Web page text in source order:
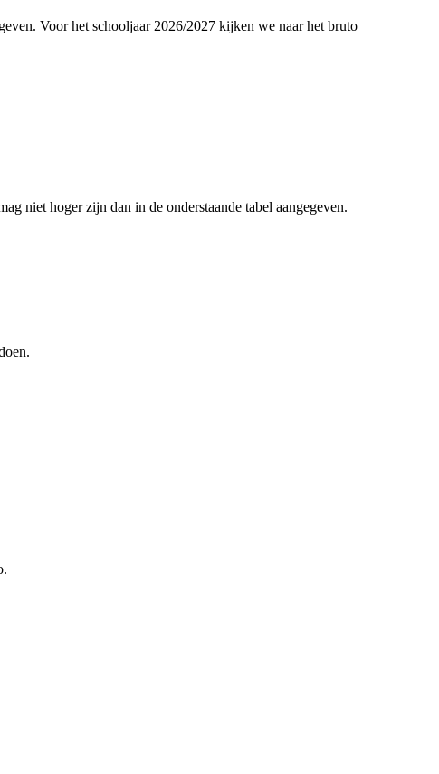
Voor het schooljaar 2026/2027 kijken we naar het bruto
niet hoger zijn dan in de onderstaande tabel aangegeven.